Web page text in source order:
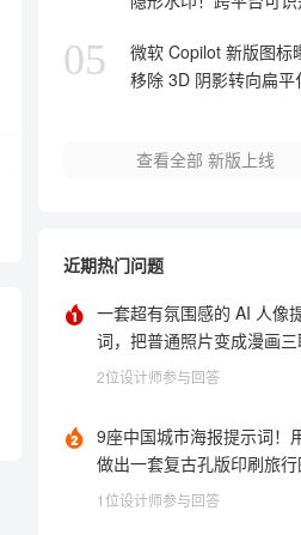
05
微软 Copilot 新版图标
移除 3D 阴影转向扁平
查看全部 新版上线
近期热门问题
一套超有氛围感的 AI 人像
词，把普通照片变成漫画
大片
2位设计师参与回答
9座中国城市海报提示词！
做出一套复古孔版印刷旅行
1位设计师参与回答